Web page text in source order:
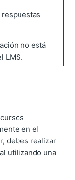
no está
LMS.
en el
debes realizar
utilizando una